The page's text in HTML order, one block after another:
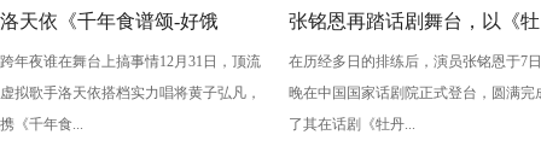
洛天依《千年食谱颂-好饿
版》：跨年夜最萌“食”光！
跨年夜谁在舞台上搞事情12月31日，顶流
虚拟歌手洛天依搭档实力唱将黄子弘凡，
携《千年食...
张铭恩再踏话剧舞台，以《牡
丹亭上三生路》续写古典深
情，全新演绎“柳梦梅”至情至
在历经多日的排练后，演员张铭恩于7日
晚在中国国家话剧院正式登台，圆满完
了其在话剧《牡丹...